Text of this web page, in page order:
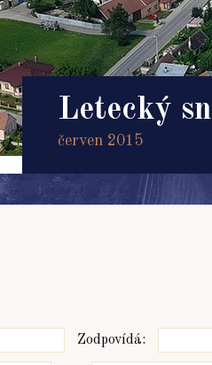
Letecký
červen 2015
Zodpovídá: